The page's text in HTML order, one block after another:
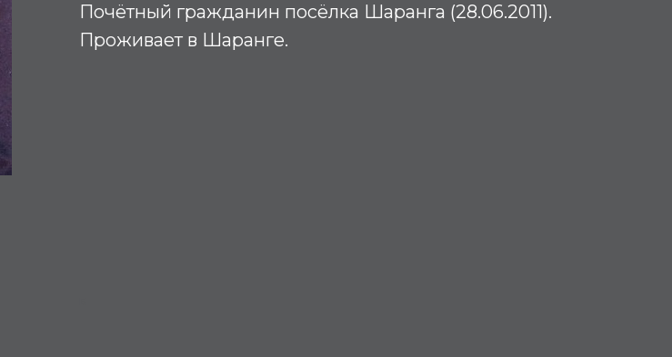
Почётный гражданин посёлка Шаранга (28.06.2011).
Проживает в Шаранге.